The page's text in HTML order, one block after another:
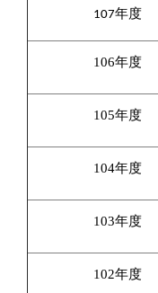
107年度
106年度
105年度
104年度
103年度
102年度